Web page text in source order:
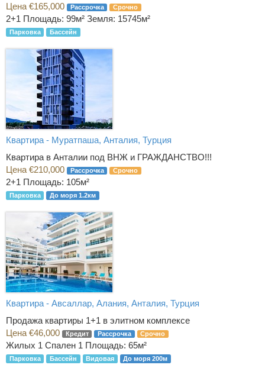
Цена €165,000
Рассрочка Срочно
2+1 Площадь: 99м² Земля: 15745м²
Парковка Бассейн
Квартира - Муратпаша, Анталия, Турция
Квартира в Анталии под ВНЖ и ГРАЖДАНСТВО!!!
Цена €210,000
Рассрочка Срочно
2+1 Площадь: 105м²
Парковка До моря 1.2км
Квартира - Авсаллар, Алания, Анталия, Турция
Продажа квартиры 1+1 в элитном комплексе
Цена €46,000
Кредит Рассрочка Срочно
Жилых 1 Спален 1 Площадь: 65м²
Парковка Бассейн Видовая До моря 200м